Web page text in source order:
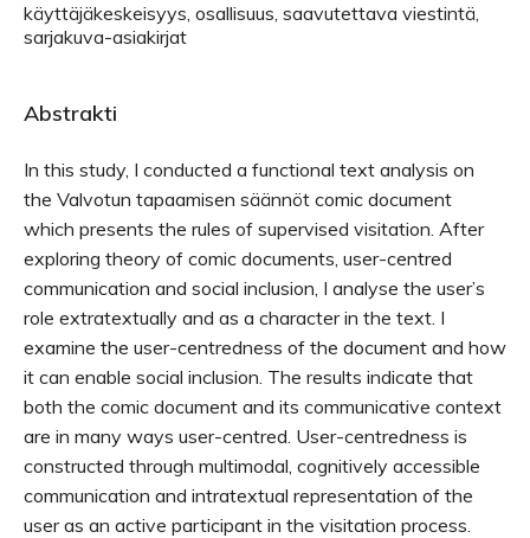
käyttäjäkeskeisyys, osallisuus, saavutettava viestintä,
sarjakuva-asiakirjat
Abstrakti
In this study, I conducted a functional text analysis on
the Valvotun tapaamisen säännöt comic document
which presents the rules of supervised visitation. After
exploring theory of comic documents, user-centred
communication and social inclusion, I analyse the user’s
role extratextually and as a character in the text. I
examine the user-centredness of the document and how
it can enable social inclusion. The results indicate that
both the comic document and its communicative context
are in many ways user-centred. User-centredness is
constructed through multimodal, cognitively accessible
communication and intratextual representation of the
user as an active participant in the visitation process.